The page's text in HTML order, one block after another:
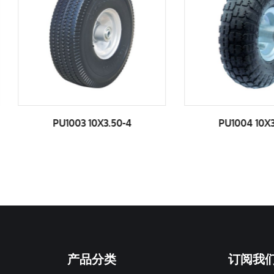
PU1003 10X3.50-4 PU1004
产品分类 订阅我